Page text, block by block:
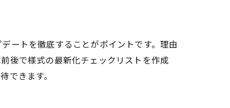
ートを徹底することがポイントです。理由
後で様式の最新化チェックリストを作成
できます。